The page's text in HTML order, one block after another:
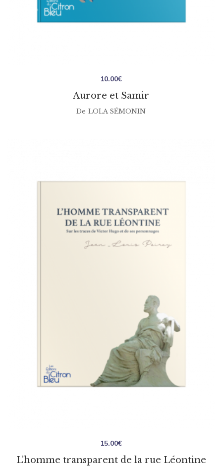
Aurore et Samir
10.00€
De LOLA SÉMONIN
L’homme transparent de la rue Léontine
15.00€